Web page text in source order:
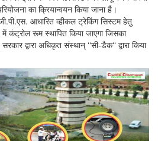
का क्रियान्वयन किया जाना है।
आधारित व्हीकल ट्रेकिंग सिस्टम हेतु
कंट्रोल रूम स्थापित किया जाएगा जिसका
द्वारा अधिकृत संस्थान् ‘‘सी-डैक‘‘ द्वारा किया